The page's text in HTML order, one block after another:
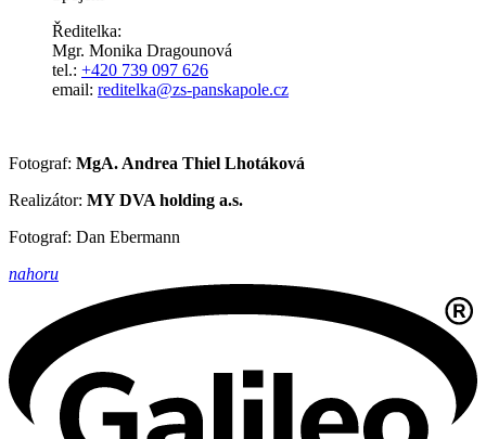
Ředitelka:
Mgr. Monika Dragounová
tel.: +420 739 097 626
email: reditelka@zs-panskapole.cz
Fotograf: MgA. Andrea Thiel Lhotáková
Realizátor: MY DVA holding a.s.
Fotograf: Dan Ebermann
nahoru